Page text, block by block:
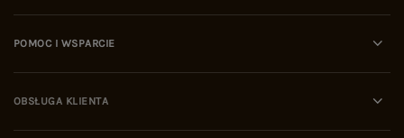
POMOC I WSPARCIE
OBSŁUGA KLIENTA